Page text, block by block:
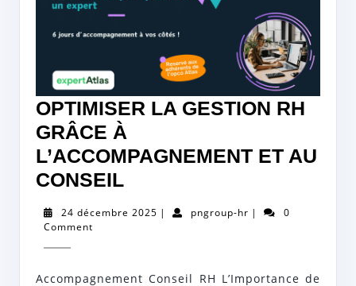
OPTIMISER LA GESTION RH
GRÂCE À
L’ACCOMPAGNEMENT ET AU
CONSEILOPTIMISER
GRÂCE
24 décembre 2025 24| pngroup-hrpngroup-
|
0
Comment
Accompagnement Conseil RH L’Importance de